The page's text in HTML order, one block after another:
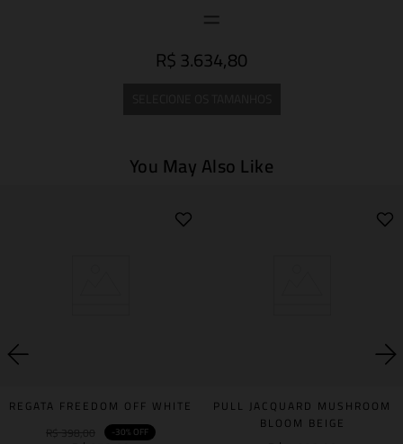
R$ 3.634,80
You May Also Like
REGATA FREEDOM OFF WHITE
-30% OFF
PULL JACQUARD MUSHROOM
BLOOM BEIGE